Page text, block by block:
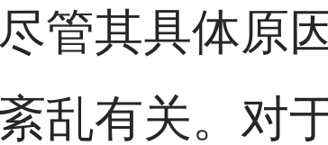
管其具体原
乱有关。对